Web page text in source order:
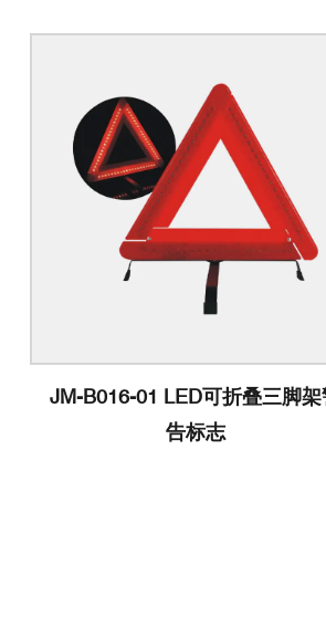
JM-B016-01 LED可折叠三脚架
告标志